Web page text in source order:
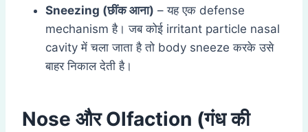
Sneezing (छींक आना) – यह एक defense
mechanism है। जब कोई irritant particle nasal
cavity में चला जाता है तो body sneeze करके उसे
बाहर निकाल देती है।
Nose और Olfaction (गंध की